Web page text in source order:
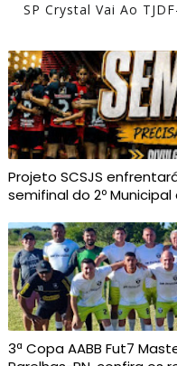
SP Crystal Vai Ao
Projeto SCSJS
semifinal do 2º
3ª Copa AABB Fut7